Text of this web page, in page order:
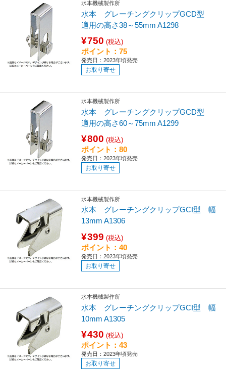
水本機械製作所
水本 グレーチングクリップGCD型
適用の高さ38～55mm A1298
¥750 (税込)
ポイント：75
発売日：2023年頃発売
お取り寄せ
水本機械製作所
水本 グレーチングクリップGCD型
適用の高さ60～75mm A1299
¥800 (税込)
ポイント：80
発売日：2023年頃発売
お取り寄せ
水本機械製作所
水本 グレーチングクリップGCI型 幅
13mm A1306
¥399 (税込)
ポイント：40
発売日：2023年頃発売
お取り寄せ
水本機械製作所
水本 グレーチングクリップGCI型 幅
10mm A1305
¥430 (税込)
ポイント：43
発売日：2023年頃発売
お取り寄せ